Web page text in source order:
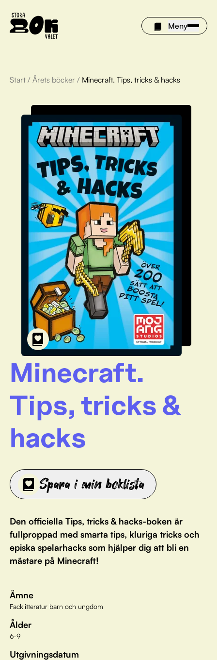
Meny
Årets böcker
Om Stora bokvalet
Olivia tipsar
Vinnare
FAQ
För bibliotek
Start / Årets böcker / Minecraft. Tips, tricks & hacks
Minecraft.
Tips, tricks &
hacks
Spara i min boklista
Den officiella Tips, tricks & hacks-boken är
fullproppad med smarta tips, kluriga tricks och
episka spelarhacks som hjälper dig att bli en
mästare på Minecraft!
Ämne
Facklitteratur barn och ungdom
Ålder
6-9
Utgivningsdatum